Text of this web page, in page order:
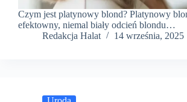
Czym jest platynowy blond? Platynowy
efektowny, niemal biały odcień blondu…
Redakcja Halat
14 września, 2025